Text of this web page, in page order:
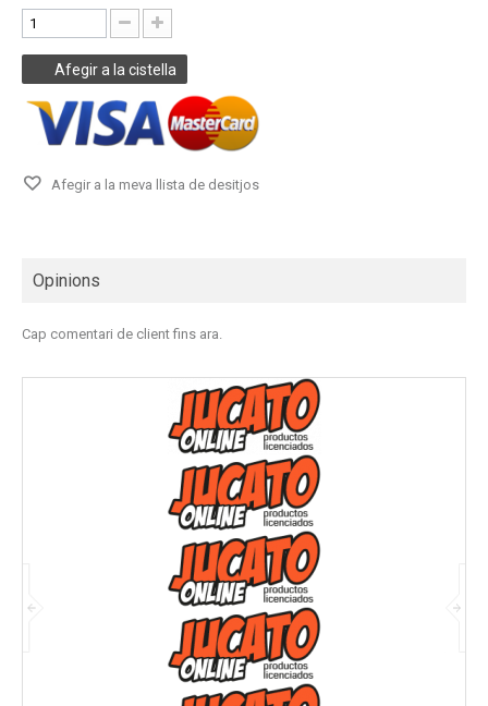
Afegir a la cistella
Afegir a la meva llista de desitjos
Opinions
Cap comentari de client fins ara.